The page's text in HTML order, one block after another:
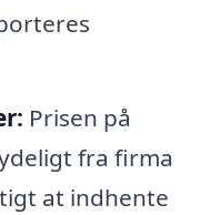
Prisen på
fra firma
at indhente